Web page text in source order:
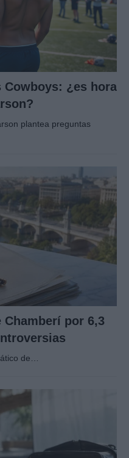
Cowboys: ¿es hora
plantea preguntas
por 6,3
ático de…